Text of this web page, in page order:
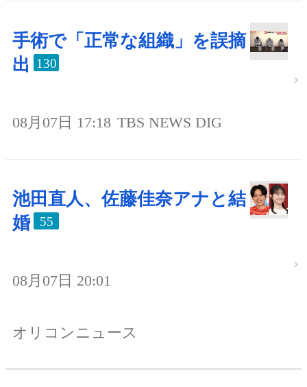
手術で「正常な組織」を誤摘
出
130
08月07日 17:18 TBS NEWS DIG
池田直人、佐藤佳奈アナと結
婚
55
08月07日 20:01
オリコンニュース